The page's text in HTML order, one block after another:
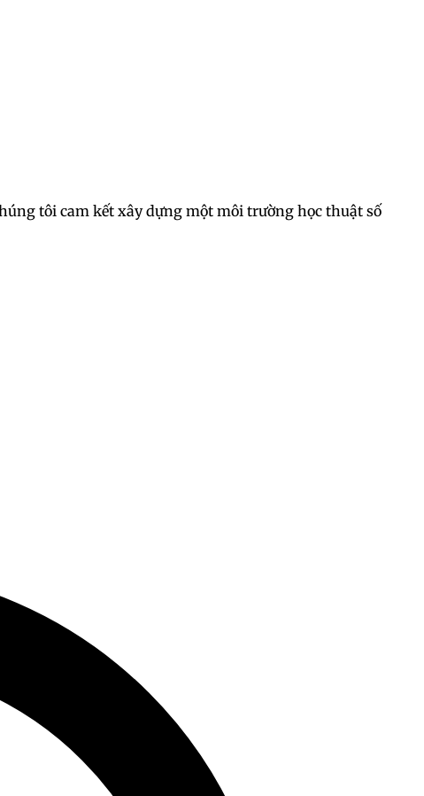
tôi cam kết xây dựng một môi trường học thuật số